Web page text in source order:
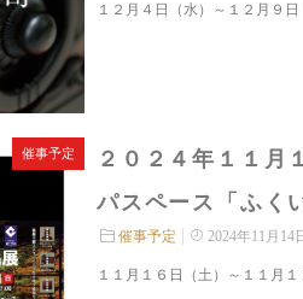
１２月４日（水）～１２月９
催事予定
２０２４年１１
パスペース「ふく
催事予定 2024年11月14
１１月１６日（土）～１１月